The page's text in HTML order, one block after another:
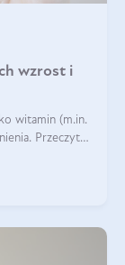
wzrost i
witamin (m.in.
Przeczytaj